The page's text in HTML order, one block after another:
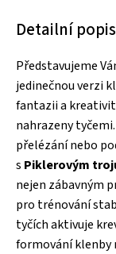
Detailní
Představujeme
jedinečnou verzi
fantazii a
nahrazeny
přelézání nebo
s Piklerovým
nejen zábavným
pro trénování
tyčích aktivuje
formování klenby